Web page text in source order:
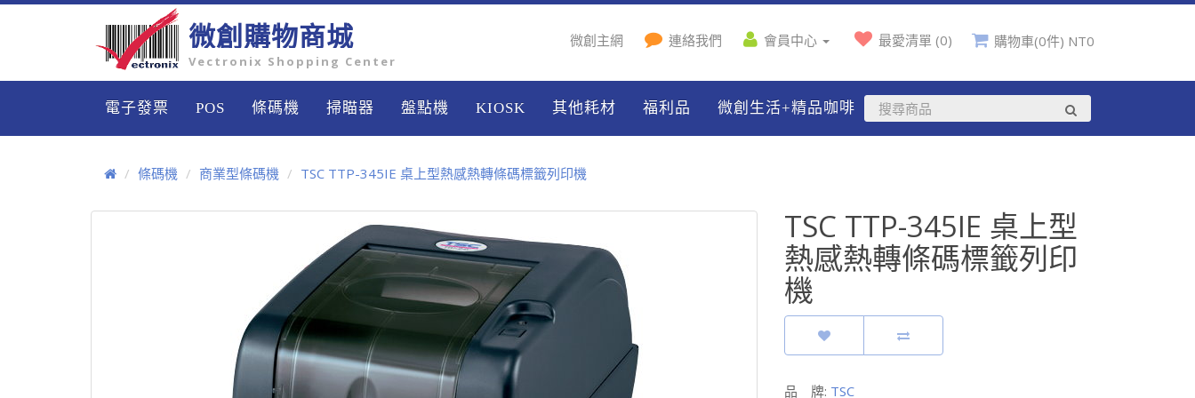
微創購物商城
Vectronix Shopping Center
微創主網 連絡我們 會員中心 最愛清單 (0) 購物車(0件) NT0
電子發票 POS 條碼機 掃瞄器 盤點機 KIOSK 其他耗材 福利品 微創生活+精品咖啡
條碼機 商業型條碼機 TSC TTP-345IE 桌上型熱感熱轉條碼標籤列印機
TSC TTP-345IE 桌上型
熱感熱轉條碼標籤列印
機
品 牌: TSC